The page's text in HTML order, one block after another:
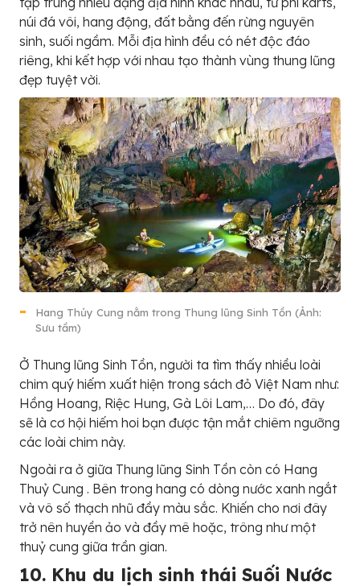
núi đá vôi, hang động, đất bằng đến rừng nguyên
sinh, suối ngầm. Mỗi địa hình đều có nét độc đáo
riêng, khi kết hợp với nhau tạo thành vùng thung lũng
đẹp tuyệt vời.
Hang Thủy Cung nằm trong Thung lũng Sinh Tồn (Ảnh:
Sưu tầm)
Ở Thung lũng Sinh Tồn, người ta tìm thấy nhiều loài
chim quý hiếm xuất hiện trong sách đỏ Việt Nam như:
Hồng Hoang, Riệc Hung, Gà Lôi Lam,… Do đó, đây
sẽ là cơ hội hiếm hoi bạn được tận mắt chiêm ngưỡng
các loài chim này.
Ngoài ra ở giữa Thung lũng Sinh Tồn còn có Hang
Thuỷ Cung . Bên trong hang có dòng nước xanh ngắt
và vô số thạch nhũ đầy màu sắc. Khiến cho nơi đây
trở nên huyền ảo và đầy mê hoặc, trông như một
thuỷ cung giữa trần gian.
10. Khu du lịch sinh thái Suối Nước